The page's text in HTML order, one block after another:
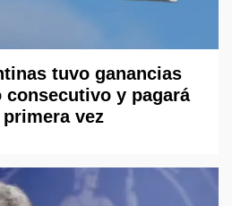
tuvo ganancias
consecutivo y pagará
vez